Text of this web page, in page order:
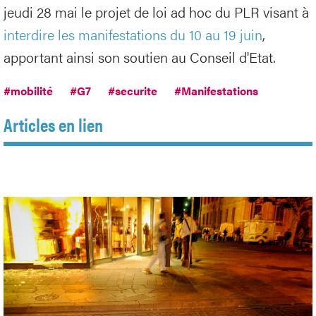
jeudi 28 mai le projet de loi ad hoc du PLR visant à
interdire les manifestations du 10 au 19 juin,
apportant ainsi son soutien au Conseil d'Etat.
#mobilité #G7 #securite #Manifestations
Articles en lien